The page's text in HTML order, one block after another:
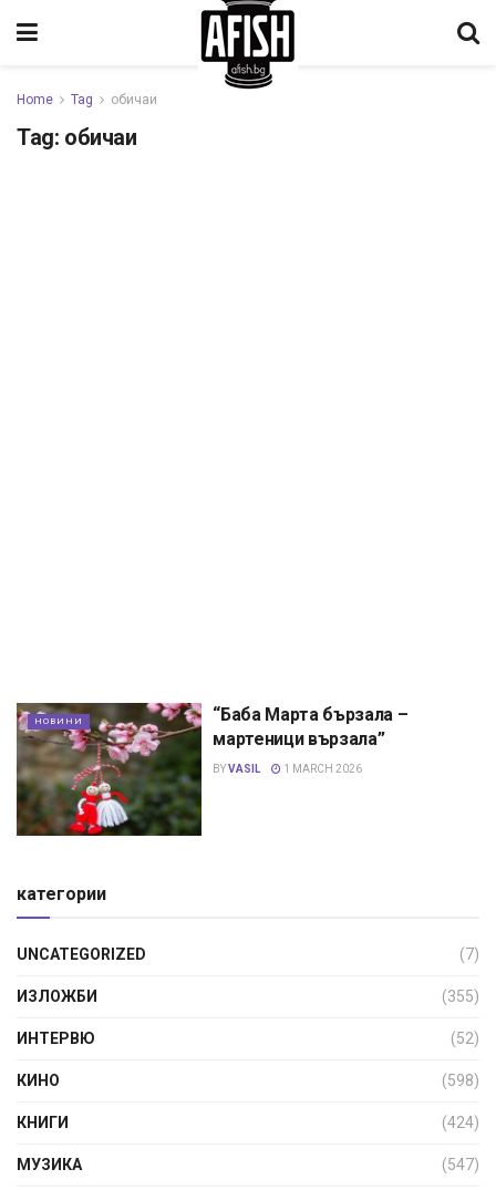
Home Tag обичаи
Tag: обичаи
НОВИНИ
“Баба Марта бързала –
мартеници вързала”
BYVASIL 1 MARCH 2026
категории
UNCATEGORIZED (7)
ИЗЛОЖБИ (355)
ИНТЕРВЮ (52)
КИНО (598)
КНИГИ (424)
МУЗИКА (547)